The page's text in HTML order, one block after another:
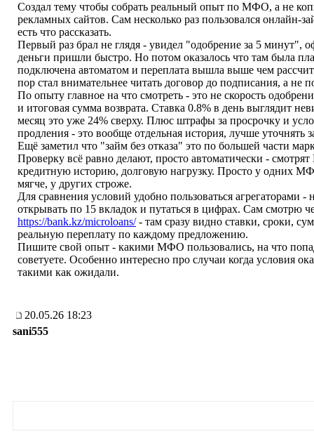
Создал тему чтобы собрать реальный опыт по МФО, а не
рекламных сайтов. Сам несколько раз пользовался онлайн-
есть что рассказать.
Первый раз брал не глядя - увидел "одобрение за 5 минут",
деньги пришли быстро. Но потом оказалось что там была
подключена автоматом и переплата вышла выше чем
пор стал внимательнее читать договор до подписания, а не
По опыту главное на что смотреть - это не скорость
и итоговая сумма возврата. Ставка 0.8% в день выглядит
месяц это уже 24% сверху. Плюс штрафы за просрочку и
продления - это вообще отдельная история, лучше уточнять
Ещё заметил что "займ без отказа" это по большей части
Проверку всё равно делают, просто автоматически -
кредитную историю, долговую нагрузку. Просто у одних
мягче, у других строже.
Для сравнения условий удобно пользоваться агрегаторами -
открывать по 15 вкладок и путаться в цифрах. Сам смотрю
https://bank.kz/microloans/- там сразу видно ставки, сроки,
реальную переплату по каждому предложению.
Пишите свой опыт - какими МФО пользовались, на что
советуете. Особенно интересно про случаи когда условия
такими как ожидали.
20.05.26 18:23
sani555